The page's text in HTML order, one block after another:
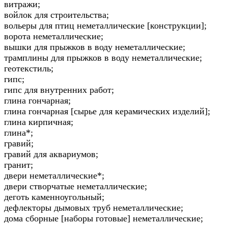
витражи;
войлок для строительства;
вольеры для птиц неметаллические [конструкции];
ворота неметаллические;
вышки для прыжков в воду неметаллические;
трамплины для прыжков в воду неметаллические;
геотекстиль;
гипс;
гипс для внутренних работ;
глина гончарная;
глина гончарная [сырье для керамических изделий];
глина кирпичная;
глина*;
гравий;
гравий для аквариумов;
гранит;
двери неметаллические*;
двери створчатые неметаллические;
деготь каменноугольный;
дефлекторы дымовых труб неметаллические;
дома сборные [наборы готовые] неметаллические;